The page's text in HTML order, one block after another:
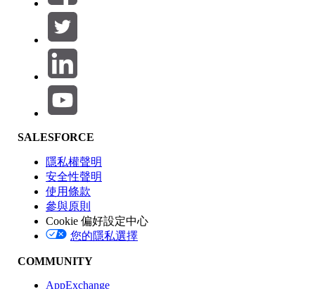
選取篩選
產品區域
功能影響
版本
SALESFORCE
隱私權聲明
安全性聲明
使用條款
參與原則
Cookie 偏好設定中心
您的隱私選擇
COMMUNITY
AppExchange